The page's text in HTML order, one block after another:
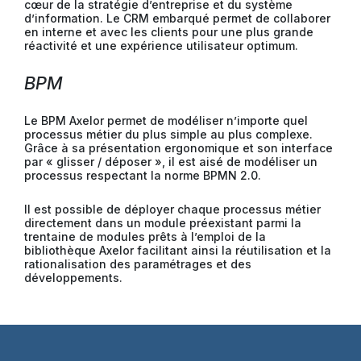
cœur de la stratégie d’entreprise et du système
d’information. Le CRM embarqué permet de collaborer
en interne et avec les clients pour une plus grande
réactivité et une expérience utilisateur optimum.
BPM
Le BPM Axelor permet de modéliser n’importe quel
processus métier du plus simple au plus complexe.
Grâce à sa présentation ergonomique et son interface
par « glisser / déposer », il est aisé de modéliser un
processus respectant la norme BPMN 2.0.
Il est possible de déployer chaque processus métier
directement dans un module préexistant parmi la
trentaine de modules prêts à l’emploi de la
bibliothèque Axelor facilitant ainsi la réutilisation et la
rationalisation des paramétrages et des
développements.